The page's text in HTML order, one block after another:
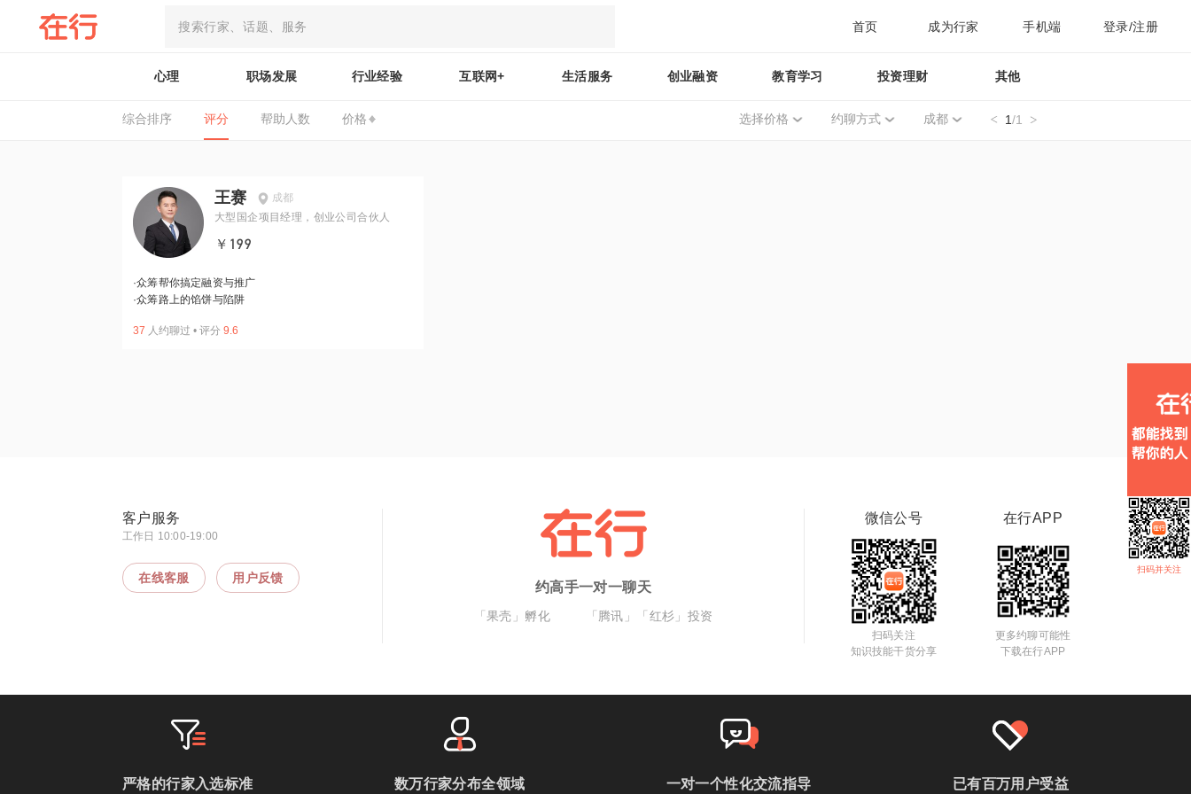
首页 成为行家 手机端 登录/注册
心理 职场发展 行业经验 互联网+ 生活服务 创业融资 教育学习 投资理财 其他
综合排序 评分 帮助人数 价格 选择价格 约聊方式 成都 1/1
王赛
成都
大型国企项目经理，创业公司合伙人
￥199
·众筹帮你搞定融资与推广
·众筹路上的馅饼与陷阱
37 人约聊过 • 评分 9.6
扫码并关注
客户服务
工作日 10:00-19:00
在线客服 用户反馈
约高手一对一聊天
「果壳」孵化 「腾讯」「红杉」投资
微信公号
扫码关注
知识技能干货分享
在行APP
更多约聊可能性
下载在行APP
严格的行家入选标准 数万行家分布全领域 一对一个性化交流指导 已有百万用户受益